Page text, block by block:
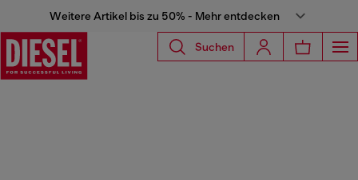
Weitere Artikel bis zu 50% - Mehr entdecken
Suchen